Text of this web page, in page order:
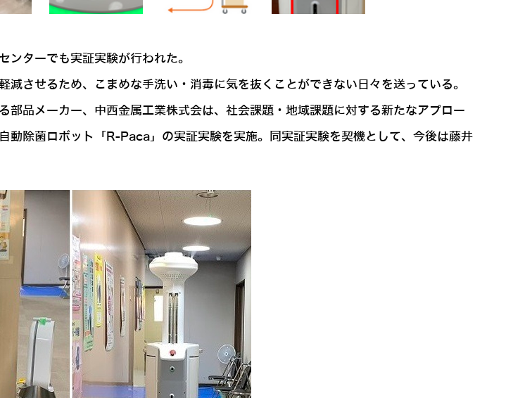
ンターでも実証実験が行われた。
させるため、こまめな手洗い・消毒に気を抜くことができない日々を送っている。
品メーカー、中西金属工業株式会は、社会課題・地域課題に対する新たなアプロー
動除菌ロボット「R-Paca」の実証実験を実施。同実証実験を契機として、今後は藤井